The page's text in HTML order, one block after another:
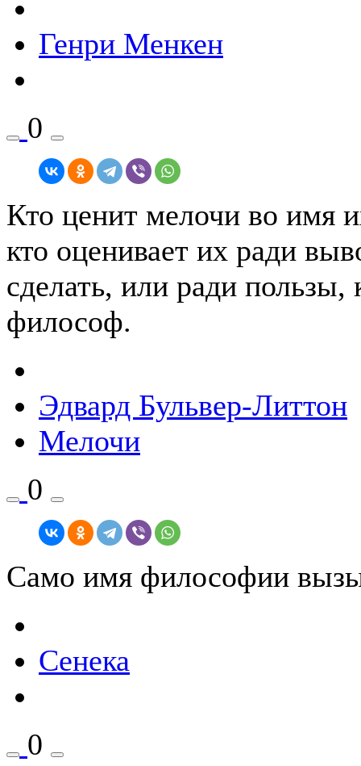
Генри Менкен
0
Кто ценит мелочи во имя
кто оценивает их ради
сделать, или ради
философ.
Эдвард Буль­вер-Лит­тон
Мелочи
0
Само имя философии
Сенека
0